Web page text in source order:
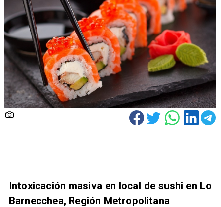
Intoxicación masiva en local de sushi en Lo
Barnecchea, Región Metropolitana